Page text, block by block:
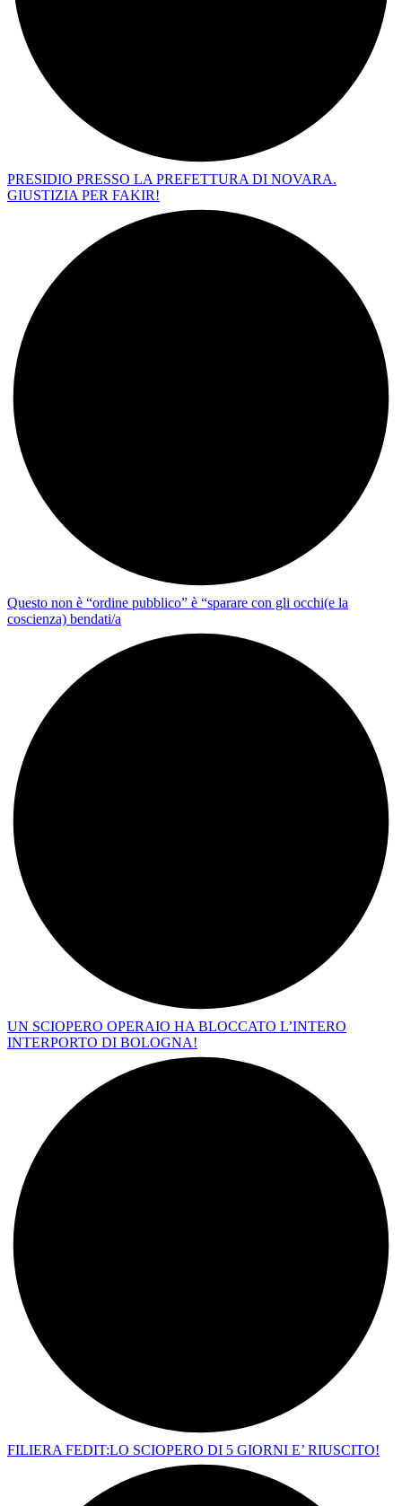
PRESIDIO PRESSO LA PREFETTURA DI NOVARA.
GIUSTIZIA PER FAKIR!
Questo non è “ordine pubblico” è “sparare con gli occhi(e la
coscienza) bendati/a
UN SCIOPERO OPERAIO HA BLOCCATO L’INTERO
INTERPORTO DI BOLOGNA!
FILIERA FEDIT:LO SCIOPERO DI 5 GIORNI E’ RIUSCITO!